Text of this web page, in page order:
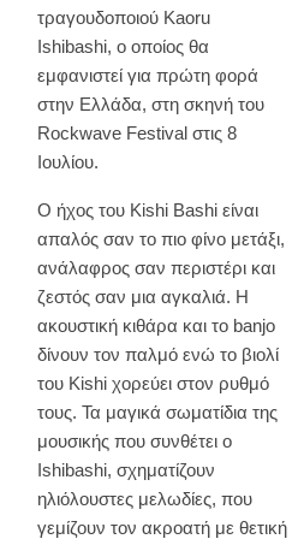
τραγουδοποιού Kaoru
Ishibashi, ο οποίος θα
εμφανιστεί για πρώτη φορά
στην Ελλάδα, στη σκηνή του
Rockwave Festival στις 8
Ιουλίου.
Ο ήχος του Kishi Bashi είναι
απαλός σαν το πιο φίνο μετάξι,
ανάλαφρος σαν περιστέρι και
ζεστός σαν μια αγκαλιά. Η
ακουστική κιθάρα και το banjo
δίνουν τον παλμό ενώ το βιολί
του Kishi χορεύει στον ρυθμό
τους. Τα μαγικά σωματίδια της
μουσικής που συνθέτει ο
Ishibashi, σχηματίζουν
ηλιόλουστες μελωδίες, που
γεμίζουν τον ακροατή με θετική